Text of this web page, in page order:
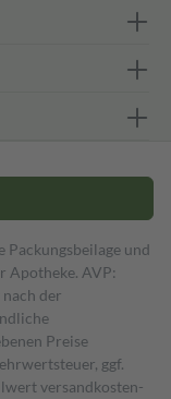
Packungsbeilage und
Apotheke. AVP:
der
Preise
ggf.
versand­kosten­